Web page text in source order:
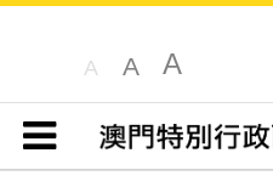
A A A
目錄